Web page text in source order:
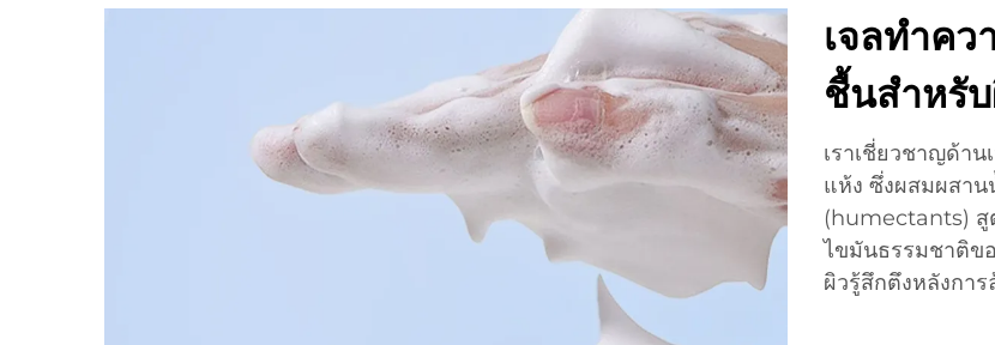
เจลทำค
ชื้นสำหรั
เราเชี่ยวชาญด้า
แห้ง ซึ่งผสมผสา
(humectants) สู
ไขมันธรรมชาติข
ผิวรู้สึกตึงหลังการ